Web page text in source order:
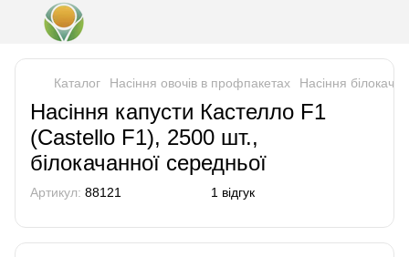
Каталог Насіння овочів в профпакетах Насіння
Насіння капусти Кастелло F1
(Castello F1), 2500 шт.,
білокачанної середньої
Артикул: 88121 1 відгук